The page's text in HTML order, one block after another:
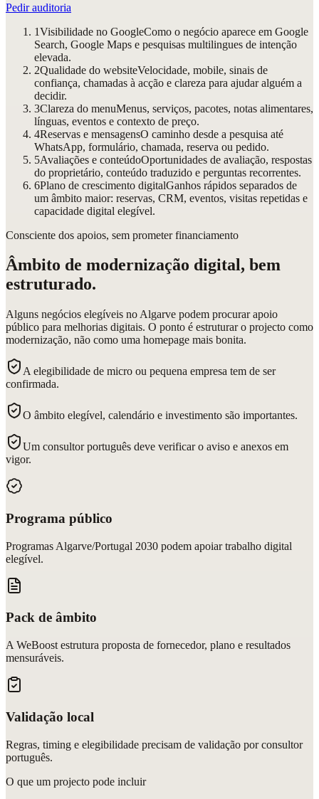
Pedir auditoria
1Visibilidade no GoogleComo o negócio aparece em Google
Search, Google Maps e pesquisas multilingues de intenção
elevada.
2Qualidade do websiteVelocidade, mobile, sinais de
confiança, chamadas à acção e clareza para ajudar alguém a
decidir.
3Clareza do menuMenus, serviços, pacotes, notas alimentares,
línguas, eventos e contexto de preço.
4Reservas e mensagensO caminho desde a pesquisa até
WhatsApp, formulário, chamada, reserva ou pedido.
5Avaliações e conteúdoOportunidades de avaliação, respostas
do proprietário, conteúdo traduzido e perguntas recorrentes.
6Plano de crescimento digitalGanhos rápidos separados de
um âmbito maior: reservas, CRM, eventos, visitas repetidas e
capacidade digital elegível.
Consciente dos apoios, sem prometer financiamento
Âmbito de modernização digital, bem
estruturado.
Alguns negócios elegíveis no Algarve podem procurar apoio
público para melhorias digitais. O ponto é estruturar o projecto como
modernização, não como uma homepage mais bonita.
A elegibilidade de micro ou pequena empresa tem de ser
confirmada.
O âmbito elegível, calendário e investimento são importantes.
Um consultor português deve verificar o aviso e anexos em
vigor.
Programa público
Programas Algarve/Portugal 2030 podem apoiar trabalho digital
elegível.
Pack de âmbito
A WeBoost estrutura proposta de fornecedor, plano e resultados
mensuráveis.
Validação local
Regras, timing e elegibilidade precisam de validação por consultor
português.
O que um projecto pode incluir